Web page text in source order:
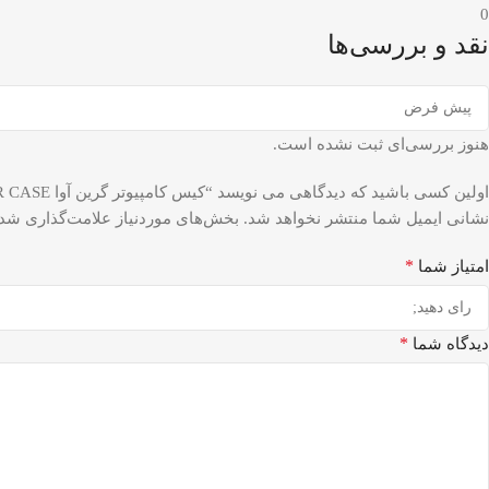
0
نقد و بررسی‌ها
هنوز بررسی‌ای ثبت نشده است.
اولین کسی باشید که دیدگاهی می نویسد “کیس کامپیوتر گرین آوا GREEN AVA COMPUTER CASE”
نشانی ایمیل شما منتشر نخواهد شد. بخش‌های موردنیاز علامت‌گذاری
امتیاز شما *
دیدگاه شما *